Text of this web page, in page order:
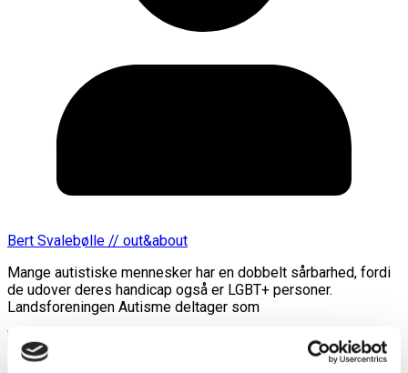
Bert Svalebølle // out&about
Mange autistiske mennesker har en dobbelt sårbarhed, fordi
de udover deres handicap også er LGBT+ personer.
Landsforeningen Autisme deltager som
Læs mere